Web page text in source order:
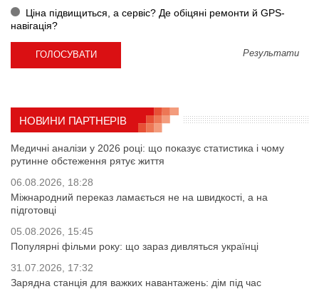
Ціна підвищиться, а сервіс? Де обіцяні ремонти й GPS-
навігація?
Результати
НОВИНИ ПАРТНЕРІВ
Медичні аналізи у 2026 році: що показує статистика і чому
рутинне обстеження рятує життя
06.08.2026, 18:28
Міжнародний переказ ламається не на швидкості, а на
підготовці
05.08.2026, 15:45
Популярні фільми року: що зараз дивляться українці
31.07.2026, 17:32
Зарядна станція для важких навантажень: дім під час